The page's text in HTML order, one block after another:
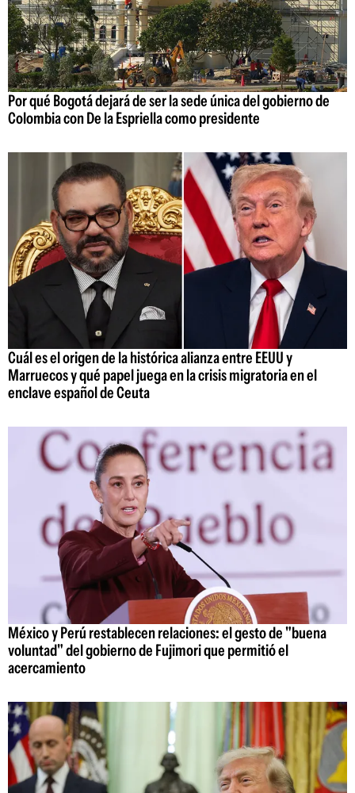
Por qué Bogotá dejará de ser la sede única del gobierno de
Colombia con De la Espriella como presidente
Cuál es el origen de la histórica alianza entre EEUU y
Marruecos y qué papel juega en la crisis migratoria en el
enclave español de Ceuta
México y Perú restablecen relaciones: el gesto de "buena
voluntad" del gobierno de Fujimori que permitió el
acercamiento